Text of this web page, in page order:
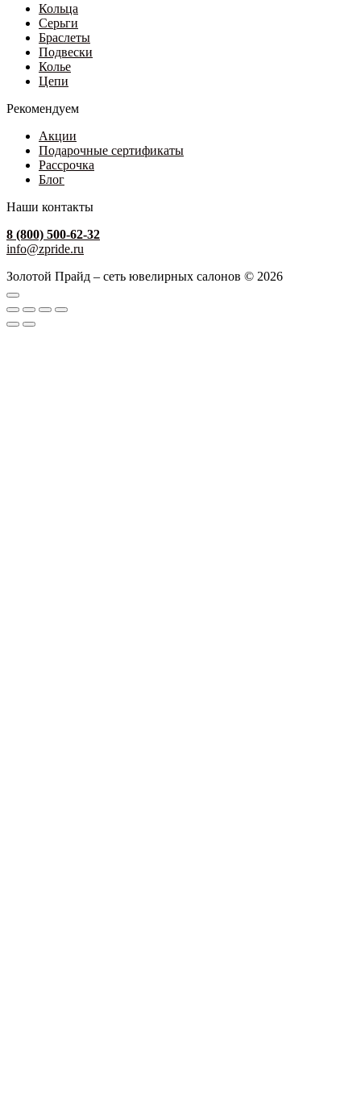
Кольца
Серьги
Браслеты
Подвески
Колье
Цепи
Рекомендуем
Акции
Подарочные сертификаты
Рассрочка
Блог
Наши контакты
8 (800) 500-62-32
info@zpride.ru
Золотой Прайд – сеть ювелирных салонов © 2026